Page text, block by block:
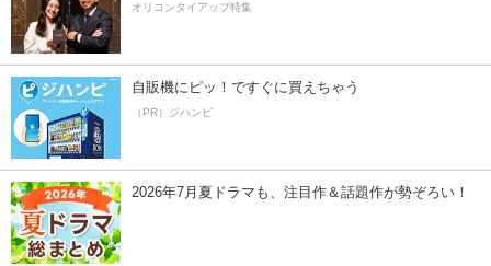
オリコンタイアップ特集
自販機にピッ！ですぐに買えちゃう
（PR）ジハンピ
2026年7月夏ドラマも、注目作＆話題作が勢ぞろい！